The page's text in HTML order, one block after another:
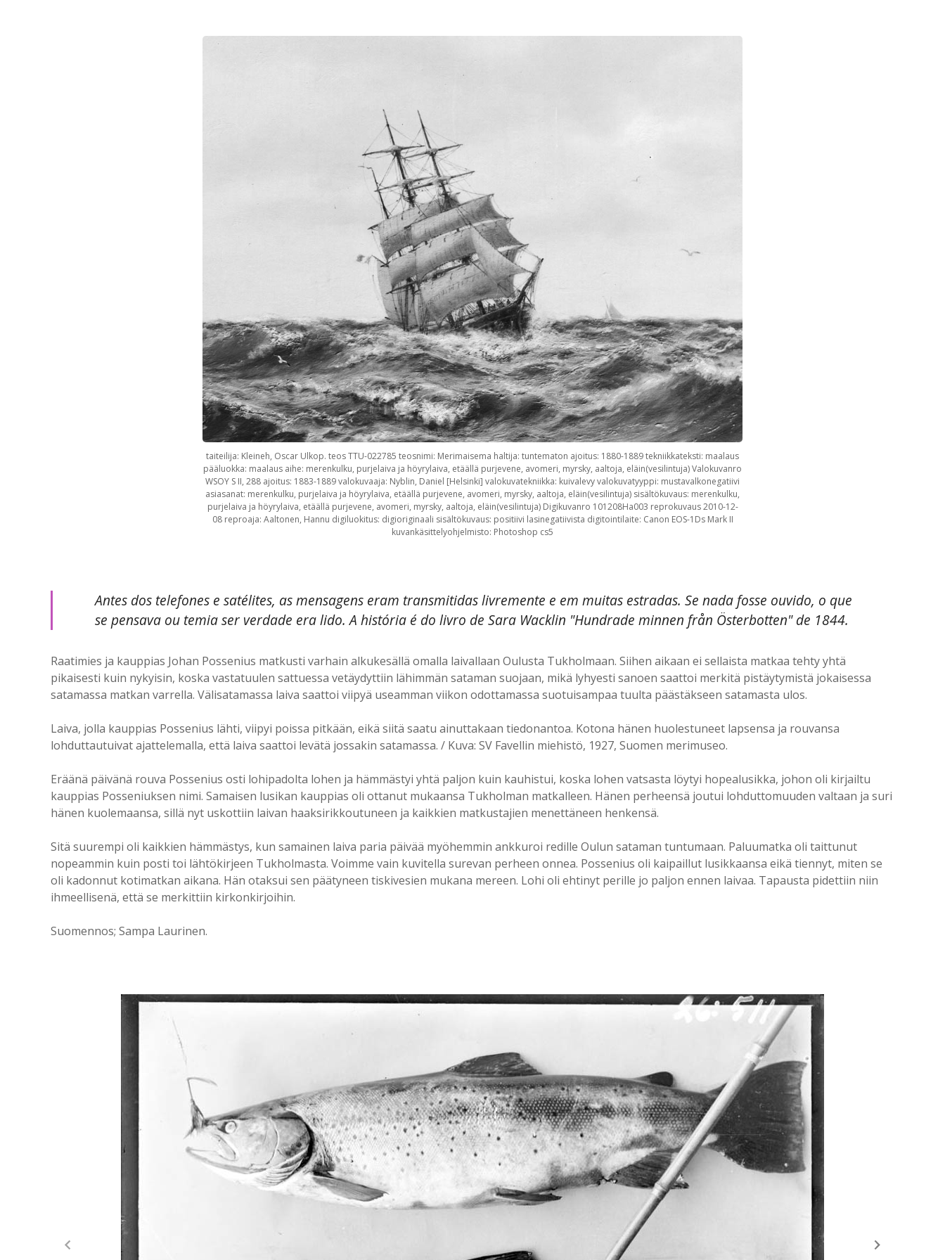
taiteilija: Kleineh, Oscar Ulkop. teos TTU-022785 teosnimi: Merimaisema haltija: tuntematon ajoitus: 1880-1889 tekniikkateksti: maalaus
pääluokka: maalaus aihe: merenkulku, purjelaiva ja höyrylaiva, etäällä purjevene, avomeri, myrsky, aaltoja, eläin(vesilintuja) Valokuvanro
WSOY S II, 288 ajoitus: 1883-1889 valokuvaaja: Nyblin, Daniel [Helsinki] valokuvatekniikka: kuivalevy valokuvatyyppi: mustavalkonegatiivi
asiasanat: merenkulku, purjelaiva ja höyrylaiva, etäällä purjevene, avomeri, myrsky, aaltoja, eläin(vesilintuja) sisältökuvaus: merenkulku,
purjelaiva ja höyrylaiva, etäällä purjevene, avomeri, myrsky, aaltoja, eläin(vesilintuja) Digikuvanro 101208Ha003 reprokuvaus 2010-12-
08 reproaja: Aaltonen, Hannu digiluokitus: digioriginaali sisältökuvaus: positiivi lasinegatiivista digitointilaite: Canon EOS-1Ds Mark II
kuvankäsittelyohjelmisto: Photoshop cs5
Antes dos telefones e satélites, as mensagens eram transmitidas livremente e em muitas estradas. Se nada fosse ouvido, o que
se pensava ou temia ser verdade era lido. A história é do livro de Sara Wacklin "Hundrade minnen från Österbotten" de 1844.
Raatimies ja kauppias Johan Possenius matkusti varhain alkukesällä omalla laivallaan Oulusta Tukholmaan. Siihen aikaan ei sellaista matkaa tehty yhtä
pikaisesti kuin nykyisin, koska vastatuulen sattuessa vetäydyttiin lähimmän sataman suojaan, mikä lyhyesti sanoen saattoi merkitä pistäytymistä jokaisessa
satamassa matkan varrella. Välisatamassa laiva saattoi viipyä useamman viikon odottamassa suotuisampaa tuulta päästäkseen satamasta ulos.
Laiva, jolla kauppias Possenius lähti, viipyi poissa pitkään, eikä siitä saatu ainuttakaan tiedonantoa. Kotona hänen huolestuneet lapsensa ja rouvansa
lohduttautuivat ajattelemalla, että laiva saattoi levätä jossakin satamassa. / Kuva: SV Favellin miehistö, 1927, Suomen merimuseo.
Eräänä päivänä rouva Possenius osti lohipadolta lohen ja hämmästyi yhtä paljon kuin kauhistui, koska lohen vatsasta löytyi hopealusikka, johon oli kirjailtu
kauppias Posseniuksen nimi. Samaisen lusikan kauppias oli ottanut mukaansa Tukholman matkalleen. Hänen perheensä joutui lohduttomuuden valtaan ja suri
hänen kuolemaansa, sillä nyt uskottiin laivan haaksirikkoutuneen ja kaikkien matkustajien menettäneen henkensä.
Sitä suurempi oli kaikkien hämmästys, kun samainen laiva paria päivää myöhemmin ankkuroi redille Oulun sataman tuntumaan. Paluumatka oli taittunut
nopeammin kuin posti toi lähtökirjeen Tukholmasta. Voimme vain kuvitella surevan perheen onnea. Possenius oli kaipaillut lusikkaansa eikä tiennyt, miten se
oli kadonnut kotimatkan aikana. Hän otaksui sen päätyneen tiskivesien mukana mereen. Lohi oli ehtinyt perille jo paljon ennen laivaa. Tapausta pidettiin niin
ihmeellisenä, että se merkittiin kirkonkirjoihin.
Suomennos; Sampa Laurinen.